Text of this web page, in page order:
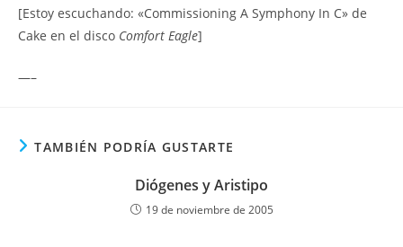
[Estoy escuchando: «Commissioning A Symphony In C» de
Cake en el disco Comfort Eagle]
—–
TAMBIÉN PODRÍA GUSTARTE
Diógenes y Aristipo
19 de noviembre de 2005